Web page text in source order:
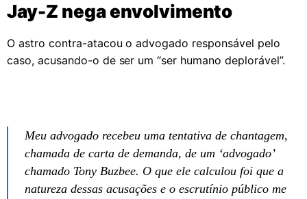
Jay-Z nega envolvimento
O astro contra-atacou o advogado responsável pelo
caso, acusando-o de ser um “ser humano deplorável”.
Meu advogado recebeu uma tentativa de chantagem,
chamada de carta de demanda, de um ‘advogado’
chamado Tony Buzbee. O que ele calculou foi que a
natureza dessas acusações e o escrutínio público me